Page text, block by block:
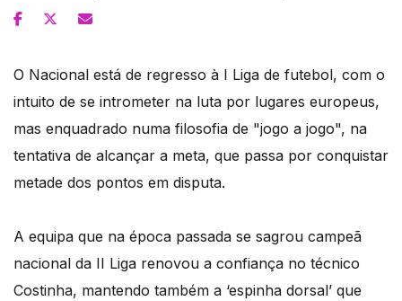
O Nacional está de regresso à I Liga de futebol, com o
intuito de se intrometer na luta por lugares europeus,
mas enquadrado numa filosofia de "jogo a jogo", na
tentativa de alcançar a meta, que passa por conquistar
metade dos pontos em disputa.
A equipa que na época passada se sagrou campeã
nacional da II Liga renovou a confiança no técnico
Costinha, mantendo também a ‘espinha dorsal’ que